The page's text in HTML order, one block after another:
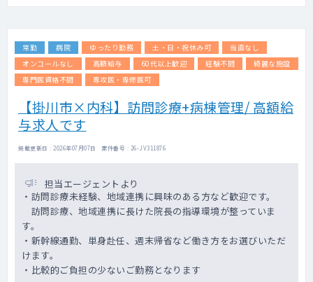
常勤 病院 ゆったり勤務 土・日・祝休み可
当直なし
オンコールなし
高額給与 60代以上歓迎 経験不問
綺麗な施設
専門医資格不問
専攻医・専修医可
【掛川市×内科】訪問診療+病棟管理/ 高額給
与求人です
掲載更新日 : 2026年07月07日 案件番号 : 26-JV311876
担当エージェントより
・訪問診療未経験、地域連携に興味のある方など歓迎です。
訪問診療、地域連携に長けた院長の指導環境が整っていま
す。
・新幹線通勤、単身赴任、週末帰省など働き方をお選びいただ
けます。
・比較的ご負担の少ないご勤務となります